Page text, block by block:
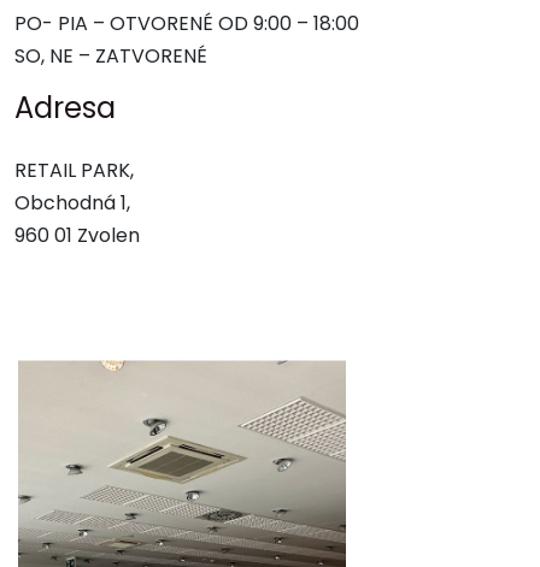
PO- PIA – OTVORENÉ OD 9:00 – 18:00
SO, NE – ZATVORENÉ
Adresa
RETAIL PARK,
Obchodná 1,
960 01 Zvolen